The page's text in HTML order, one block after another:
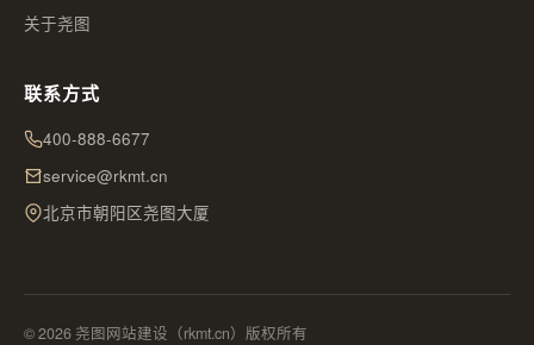
关于尧图
联系方式
400-888-6677
service@rkmt.cn
北京市朝阳区尧图大厦
© 2026 尧图网站建设（rkmt.cn）版权所有